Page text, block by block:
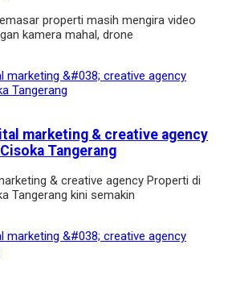
properti masih mengira video
kamera mahal, drone
marketing & creative agency
Tangerang
& creative agency Properti di
Tangerang kini semakin